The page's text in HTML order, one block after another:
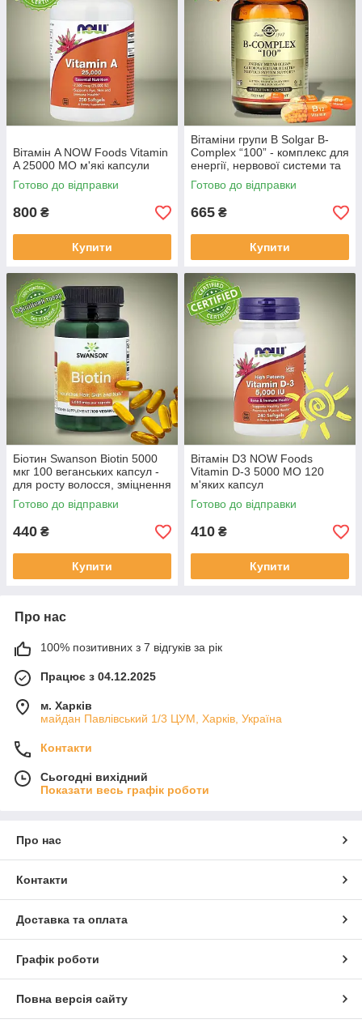
Вітамін A NOW Foods Vitamin
A 25000 МО м'які капсули
Готово до відправки
800 ₴
Купити
Вітаміни групи B Solgar B-
Complex “100” - комплекс для
енергії, нервової системи та
підтримки обміну речовин
Готово до відправки
665 ₴
Купити
Біотин Swanson Biotin 5000
мкг 100 веганських капсул -
для росту волосся, зміцнення
нігтів та краси шкіри
Готово до відправки
440 ₴
Купити
Вітамін D3 NOW Foods
Vitamin D-3 5000 МО 120
м'яких капсул
Готово до відправки
410 ₴
Купити
Про нас
100% позитивних з 7 відгуків за рік
Працює з 04.12.2025
м. Харків
майдан Павлівський 1/3 ЦУМ, Харків, Україна
Контакти
Сьогодні вихідний
Показати весь графік роботи
Про нас
Контакти
Доставка та оплата
Графік роботи
Повна версія сайту